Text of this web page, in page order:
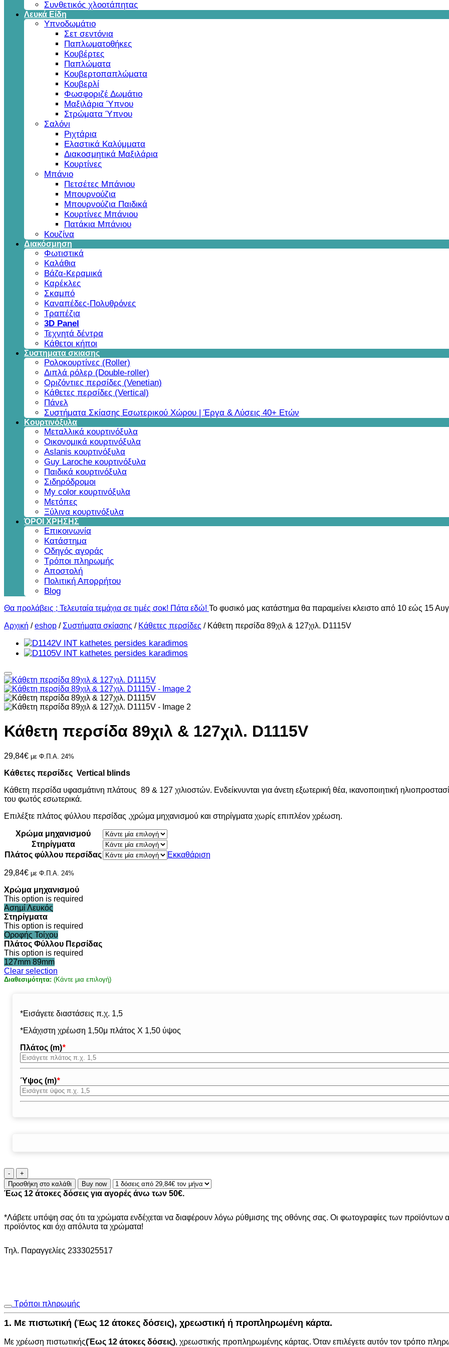
Συνθετικός χλοοτάπητας
Λευκά Είδη
Υπνοδωμάτιο
Σετ σεντόνια
Παπλωματοθήκες
Κουβέρτες
Παπλώματα
Κουβερτοπαπλώματα
Κουβερλί
Φωσφοριζέ Δωμάτιο
Μαξιλάρια Ύπνου
Στρώματα Ύπνου
Σαλόνι
Ριχτάρια
Ελαστικά Καλύμματα
Διακοσμητικά Μαξιλάρια
Κουρτίνες
Μπάνιο
Πετσέτες Μπάνιου
Μπουρνούζια
Μπουρνούζια Παιδικά
Κουρτίνες Μπάνιου
Πατάκια Μπάνιου
Κουζίνα
Διακόσμηση
Φωτιστικά
Καλάθια
Βάζα-Κεραμικά
Καρέκλες
Σκαμπό
Καναπέδες-Πολυθρόνες
Τραπέζια
3D Panel
Τεχνητά δέντρα
Κάθετοι κήποι
Συστηματα σκιασης
Ρολοκουρτίνες (Roller)
Διπλά ρόλερ (Double-roller)
Οριζόντιες περσίδες (Venetian)
Κάθετες περσίδες (Vertical)
Πάνελ
Συστήματα Σκίασης Εσωτερικού Χώρου | Έργα & Λύσεις 40+ Ετών
Κουρτινόξυλα
Μεταλλικά κουρτινόξυλα
Οικονομικά κουρτινόξυλα
Aslanis κουρτινόξυλα
Guy Laroche κουρτινόξυλα
Παιδικά κουρτινόξυλα
Σιδηρόδρομοι
My color κουρτινόξυλα
Μετόπες
Ξύλινα κουρτινόξυλα
ΌΡΟΙ ΧΡΗΣΗΣ
Επικοινωνία
Κατάστημα
Οδηγός αγοράς
Τρόποι πληρωμής
Αποστολή
Πολιτική Απορρήτου
Blog
Θα προλάβεις ; Τελευταία τεμάχια σε τιμές σοκ! Πάτα εδώ! Το φυσικό μας κατάστημα θα παραμείνει κλειστο από 10 εώς 15
Αρχική /eshop / Συστήματα σκίασης / Κάθετες περσίδες / Κάθετη περσίδα 89χιλ & 127χιλ. D1115V
Κάθετη περσίδα 89χιλ & 127χιλ. D1115V
29,84€ με Φ.Π.Α. 24%
Κάθετες περσίδες Vertical blinds
Κάθετη περσίδα υφασμάτινη πλάτους 89 & 127 χιλιοστών. Ενδείκνυνται για άνετη εξωτερική θέα, ικανοποιητική
του φωτός εσωτερικά.
Επιλέξτε πλάτος φύλλου περσίδας ,χρώμα μηχανισμού και στηρίγματα χωρίς επιπλέον χρέωση.
Χρώμα μηχανισμού
Στηρίγματα
Πλάτος φύλλου περσίδας
Εκκαθάριση
29,84€ με Φ.Π.Α. 24%
Χρώμα μηχανισμού
This option is required
Ασημί Λευκός
Στηρίγματα
This option is required
Οροφής Τοίχου
Πλάτος Φύλλου Περσίδας
This option is required
127mm 89mm
Clear selection
Διαθεσιμότητα: (Κάντε μια επιλογή)
*Εισάγετε διαστάσεις π.χ. 1,5
*Ελάχιστη χρέωση 1,50μ πλάτος Χ 1,50 ύψος
Πλάτος (m)*
Ύψος (m)*
Κάθετη
περσίδα
89χιλ
&
D1115V
ποσότητα
Προσθήκη στο καλάθι Buy now
Έως 12 άτοκες δόσεις για αγορές άνω των 50€.
*Λάβετε υπόψη σας ότι τα χρώματα ενδέχεται να διαφέρουν λόγω ρύθμισης της οθόνης σας. Οι φωτογραφίες των προϊόντων
προϊόντος και όχι απόλυτα τα χρώματα!
Τηλ. Παραγγελίες 2333025517
Τρόποι πληρωμής
1. Με πιστωτική (Έως 12 άτοκες δόσεις), χρεωστική ή προπληρωμένη κάρτα.
Με χρέωση πιστωτικής(Έως 12 άτοκες δόσεις), χρεωστικής προπληρωμένης κάρτας. Όταν επιλέγετε αυτόν τον τρόπο